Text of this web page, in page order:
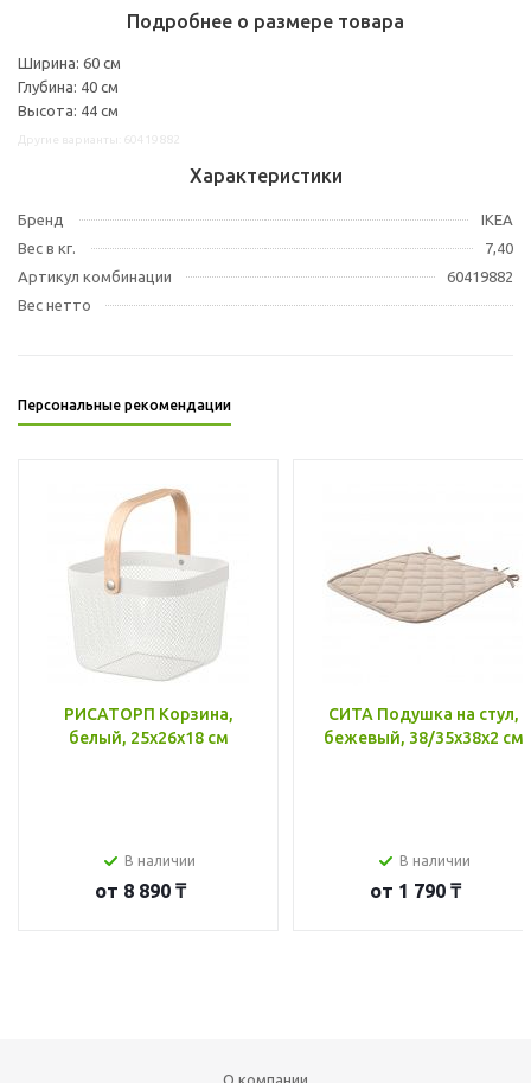
Подробнее о размере товара
Ширина: 60 см
Глубина: 40 см
Высота: 44 см
Характеристики
Бренд
IKEA
Вес в кг.
7,40
Артикул комбинации
60419882
Вес нетто
Персональные рекомендации
РИСАТОРП Корзина,
белый, 25x26x18 см
В наличии
от 8 890 ₸
СИТА Подушка на стул,
бежевый, 38/35x38x2 см
В наличии
от 1 790 ₸
О компании